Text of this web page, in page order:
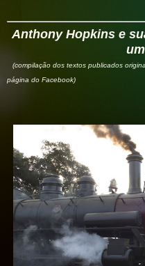
Anthony Hopkins e
(compilação dos textos publicados
página do Facebook)